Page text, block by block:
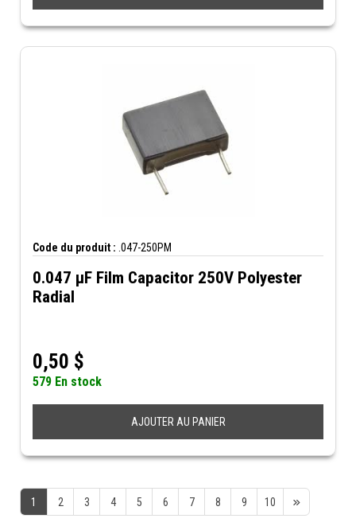
Code du produit : .047-250PM
0.047 µF Film Capacitor 250V Polyester
Radial
0,50 $
579 En stock
AJOUTER AU PANIER
1 2 3 4 5 6 7 8 9 10